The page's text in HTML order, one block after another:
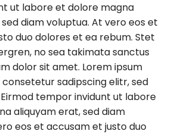
ut labore et dolore magna
diam voluptua. At vero eos et
duo dolores et ea rebum. Stet
no sea takimata sanctus
dolor sit amet. Lorem ipsum
sadipscing elitr, sed
tempor invidunt ut labore
aliquyam erat, sed diam
eos et accusam et justo duo